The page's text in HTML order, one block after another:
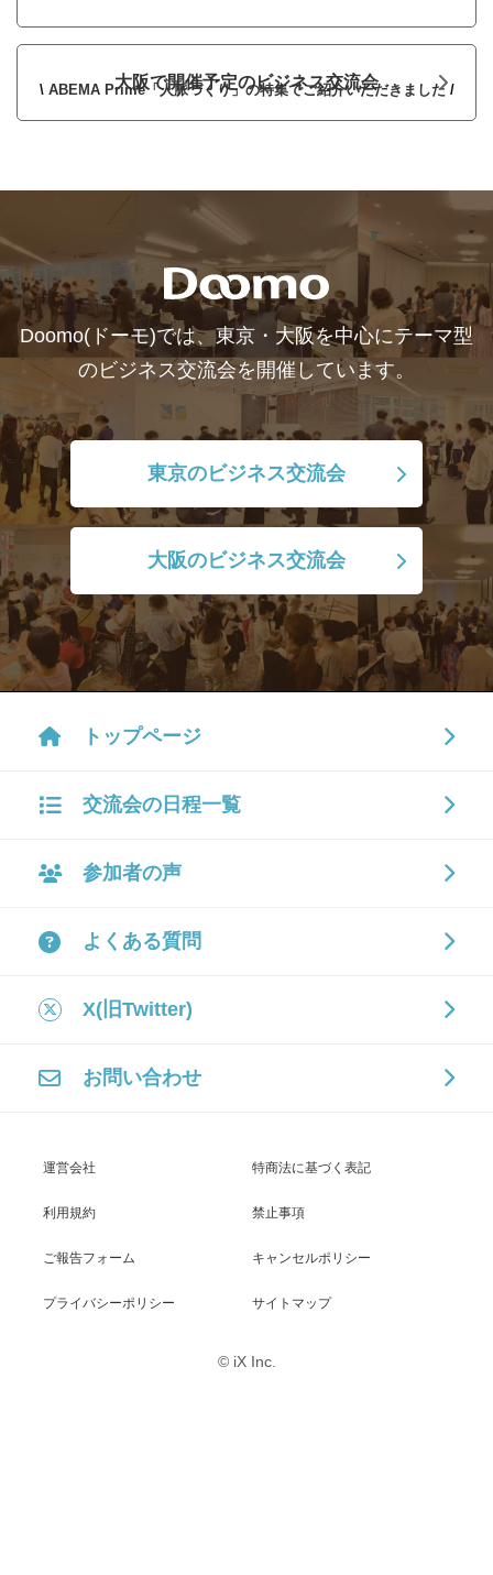
大阪で開催予定のビジネス交流会
\ ABEMA Prime「人脈づくり」の特集でご紹介いただきました /
Doomo(ドーモ)では、東京・大阪を中心にテーマ型
のビジネス交流会を開催しています。
東京のビジネス交流会
大阪のビジネス交流会
トップページ
交流会の日程一覧
参加者の声
よくある質問
X(旧Twitter)
お問い合わせ
運営会社 特商法に基づく表記
利用規約 禁止事項
ご報告フォーム キャンセルポリシー
プライバシーポリシー サイトマップ
© iX Inc.